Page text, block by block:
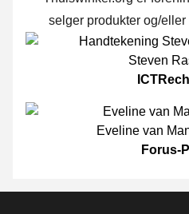
selger produkter og/
Steven
Eveline van
Forus-